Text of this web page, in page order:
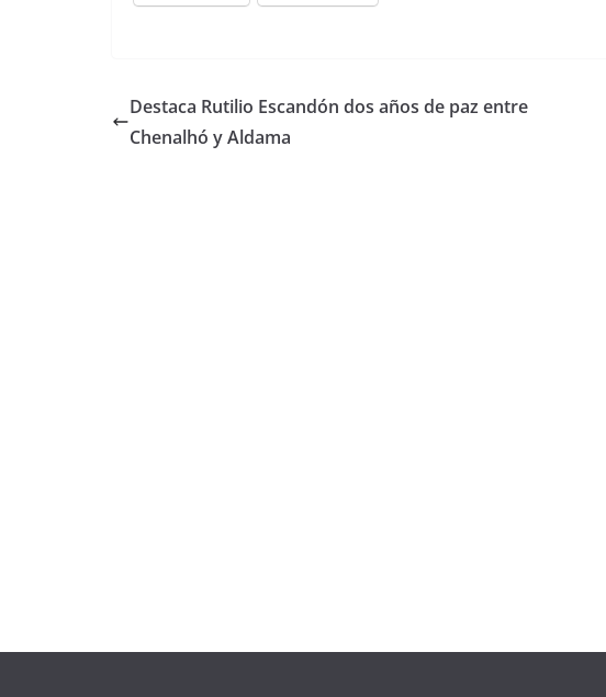
Destaca Rutilio Escandón dos años de paz entre
Chenalhó y Aldama